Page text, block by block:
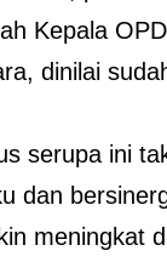
Kepala
dinilai
serupa ini
dan
meningkat